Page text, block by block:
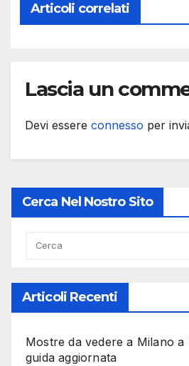
Articoli correlati
Lascia un
Devi essere connesso per
Cerca Nel Nostro Sito
Articoli Recenti
Mostre da vedere a Milano a
guida aggiornata